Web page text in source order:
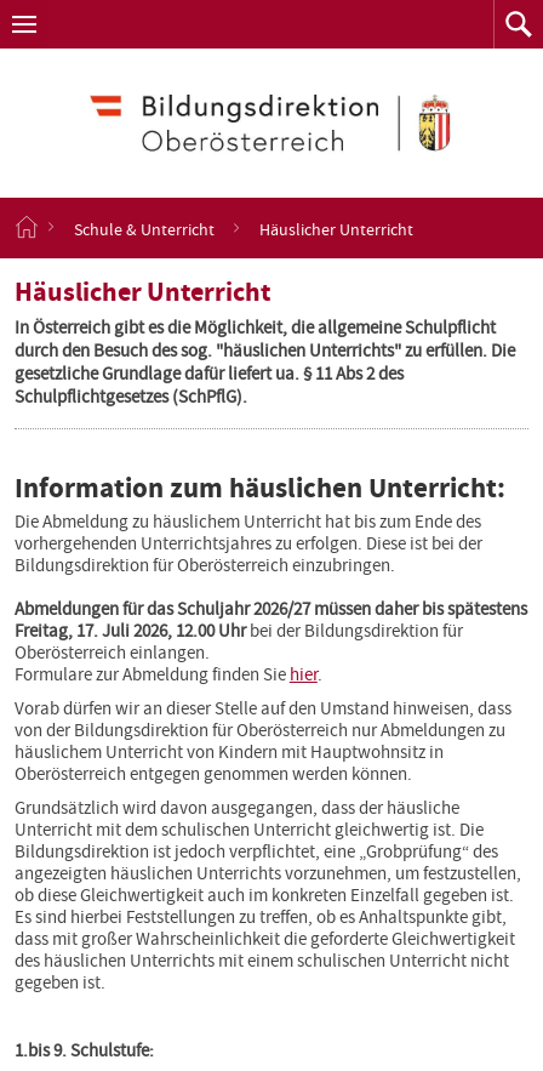
Zum
Inhalt
Navigation
Navigation
aufklappen
Zum
S
r
t
s
e
i
t
e
Schule & Unterricht Häuslicher Unterricht
Häuslicher Unterricht
In Österreich gibt es die Möglichkeit, die allgemeine Schulpflicht
durch den Besuch des sog. "häuslichen Unterrichts" zu erfüllen. Die
gesetzliche Grundlage dafür liefert ua. § 11 Abs 2 des
Schulpflichtgesetzes (SchPflG).
Information zum häuslichen Unterricht:
Die Abmeldung zu häuslichem Unterricht hat bis zum Ende des
vorhergehenden Unterrichtsjahres zu erfolgen. Diese ist bei der
Bildungsdirektion für Oberösterreich einzubringen.
Abmeldungen für das Schuljahr 2026/27 müssen daher bis spätestens
Freitag, 17. Juli 2026, 12.00 Uhrbei der Bildungsdirektion für
Oberösterreich einlangen.
Formulare zur Abmeldung finden Sie hier.
Vorab dürfen wir an dieser Stelle auf den Umstand hinweisen, dass
von der Bildungsdirektion für Oberösterreich nur Abmeldungen zu
häuslichem Unterricht von Kindern mit Hauptwohnsitz in
Oberösterreich entgegen genommen werden können.
Grundsätzlich wird davon ausgegangen, dass der häusliche
Unterricht mit dem schulischen Unterricht gleichwertig ist. Die
Bildungsdirektion ist jedoch verpflichtet, eine „Grobprüfung“ des
angezeigten häuslichen Unterrichts vorzunehmen, um festzustellen,
ob diese Gleichwertigkeit auch im konkreten Einzelfall gegeben ist.
Es sind hierbei Feststellungen zu treffen, ob es Anhaltspunkte gibt,
dass mit großer Wahrscheinlichkeit die geforderte Gleichwertigkeit
des häuslichen Unterrichts mit einem schulischen Unterricht nicht
gegeben ist.
1.bis 9. Schulstufe: